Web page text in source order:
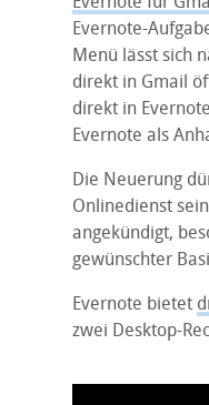
Evernote-
Menü lässt sich
direkt in Gmail
direkt in
Evernote als
Die Neuerung
Onlinedienst
angekündigt,
gewünschter
Evernote bietet
zwei Desktop-